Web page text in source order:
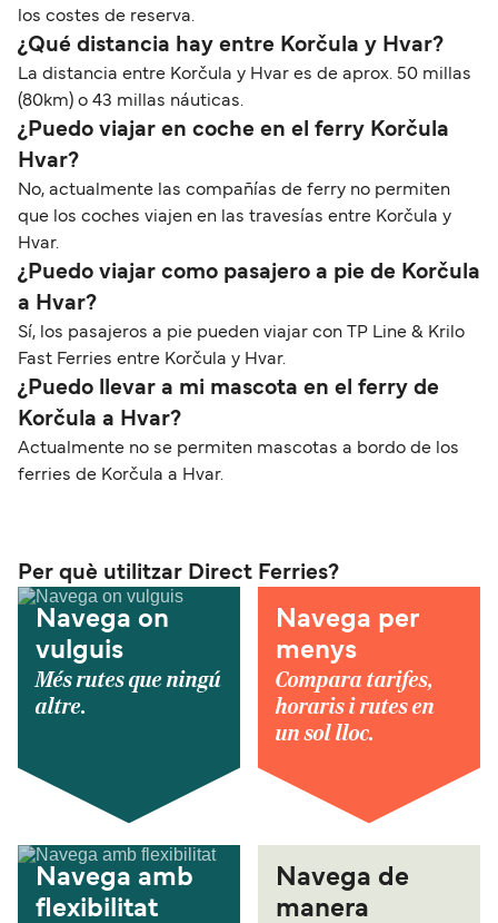
los costes de reserva.
¿Qué distancia hay entre Korčula y Hvar?
La distancia entre Korčula y Hvar es de aprox. 50 millas
(80km) o 43 millas náuticas.
¿Puedo viajar en coche en el ferry Korčula
Hvar?
No, actualmente las compañías de ferry no permiten
que los coches viajen en las travesías entre Korčula y
Hvar.
¿Puedo viajar como pasajero a pie de Korčula
a Hvar?
Sí, los pasajeros a pie pueden viajar con TP Line & Krilo
Fast Ferries entre Korčula y Hvar.
¿Puedo llevar a mi mascota en el ferry de
Korčula a Hvar?
Actualmente no se permiten mascotas a bordo de los
ferries de Korčula a Hvar.
Per què utilitzar Direct Ferries?
Navega on
vulguis
Més rutes que ningú
altre.
Navega per
menys
Compara tarifes,
horaris i rutes en
un sol lloc.
Navega amb
flexibilitat
Navega de
manera